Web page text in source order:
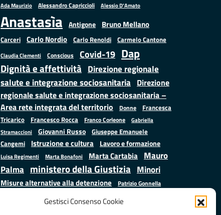
Gestisci Consenso Cookie
Ada Maurizio Alessandro Capriccioli Alessio D'Amato
Anastasìa Antigone Bruno Mellano
Carceri Carlo Nordio Carlo Renoldi Carmelo Cantone
Claudia Clementi Conscious Covid-19 Dap
Dignità e affettività Direzione regionale
salute e integrazione sociosanitaria Direzione
regionale salute e integrazione sociosanitaria –
Area rete integrata del territorio
Donne
Francesca
Tricarico
Francesco Rocca Franco Corleone
Gabriella
Stramaccioni
Giovanni Russo Giuseppe Emanuele
Cangemi
Istruzione e cultura Lavoro e formazione
Luisa Regimenti Marta Bonafoni Marta Cartabia Mauro
Palma ministero della Giustizia Minori
Misure alternative alla detenzione Patrizio Gonnella
Samuele Ciambriello